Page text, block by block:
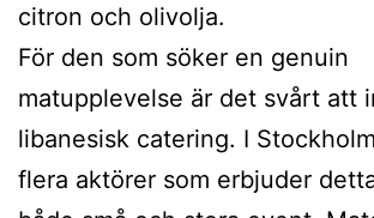
citron och olivolja.
För den som söker en genuin
matupplevelse är det svårt att
libanesisk catering. I
flera aktörer som erbjuder